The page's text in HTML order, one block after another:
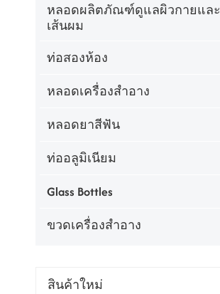
หลอดผลิตภัณฑ์ดูแลผิวกายและ
เส้นผม
ท่อสองห้อง
หลอดเครื่องสำอาง
หลอดยาสีฟัน
ท่ออลูมิเนียม
Glass Bottles
ขวดเครื่องสำอาง
สินค้าใหม่